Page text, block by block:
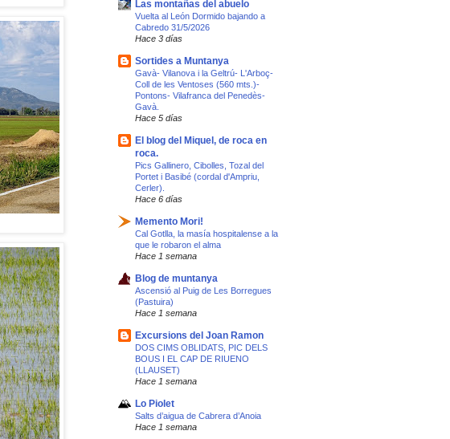
Las montañas del abuelo
Vuelta al León Dormido bajando a
Cabredo 31/5/2026
Hace 3 días
Sortides a Muntanya
Gavà- Vilanova i la Geltrú- L'Arboç-
Coll de les Ventoses (560 mts.)-
Pontons- Vilafranca del Penedès-
Gavà.
Hace 5 días
El blog del Miquel, de roca en
roca.
Pics Gallinero, Cibolles, Tozal del
Portet i Basibé (cordal d'Ampriu,
Cerler).
Hace 6 días
Memento Mori!
Cal Gotlla, la masía hospitalense a la
que le robaron el alma
Hace 1 semana
Blog de muntanya
Ascensió al Puig de Les Borregues
(Pastuira)
Hace 1 semana
Excursions del Joan Ramon
DOS CIMS OBLIDATS, PIC DELS
BOUS I EL CAP DE RIUENO
(LLAUSET)
Hace 1 semana
Lo Piolet
Salts d’aigua de Cabrera d’Anoia
Hace 1 semana